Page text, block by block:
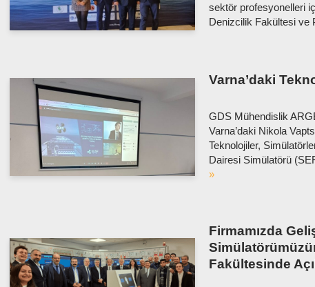
sektör profesyonelleri
Denizcilik Fakültesi ve
Varna’daki
GDS Mühendislik
Varna’daki Nikola
Teknolojiler,
Dairesi Simülatörü
»
Firmamızda
Fakültesinde